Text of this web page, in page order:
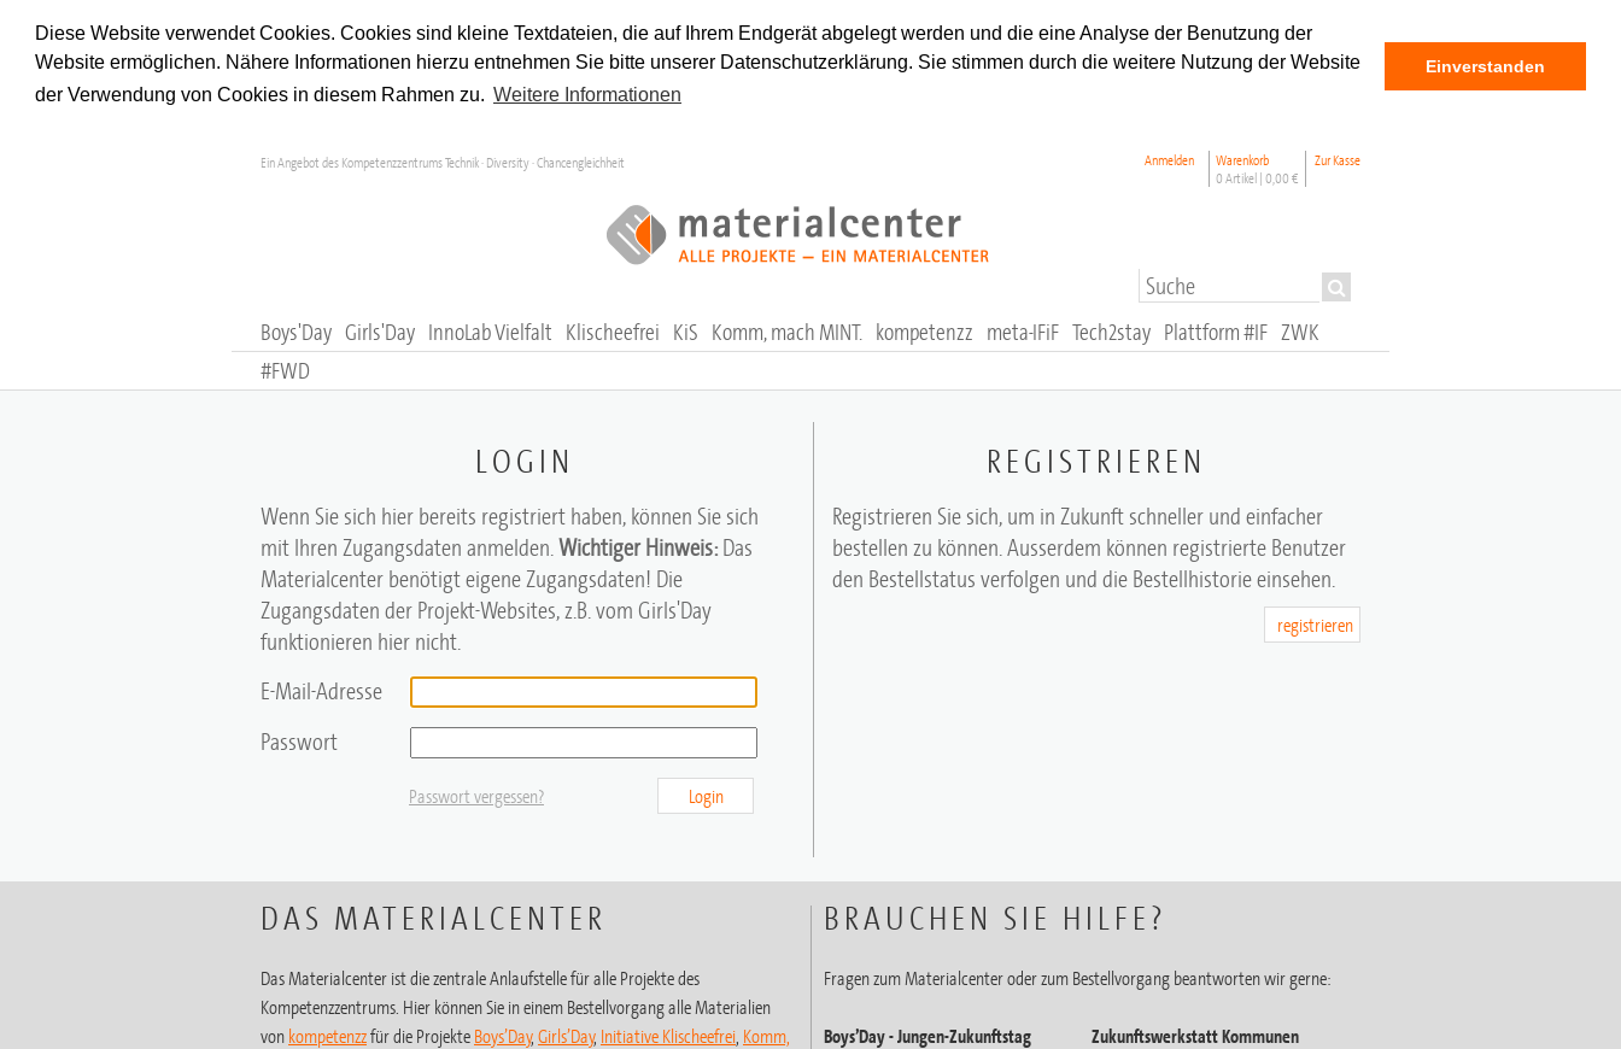
Diese Website verwendet Cookies. Cookies sind kleine Textdateien, die auf Ihrem Endgerät abgelegt werden und die eine Analyse der Benutzung der
Website ermöglichen. Nähere Informationen hierzu entnehmen Sie bitte unserer Datenschutzerklärung. Sie stimmen durch die weitere Nutzung der Website
der Verwendung von Cookies in diesem Rahmen zu. Weitere Informationen
Einverstanden
Ein Angebot des Kompetenzzentrums Technik · Diversity · Chancengleichheit Anmelden
Warenkorb
0 Artikel | 0,00 €
Zur Kasse
Boys'Day Girls'Day InnoLab Vielfalt Klischeefrei KiS Komm, mach MINT. kompetenzz meta-IFiF Tech2stay Plattform #IF ZWK
#FWD
LOGIN
Wenn Sie sich hier bereits registriert haben, können Sie sich
mit Ihren Zugangsdaten anmelden. Wichtiger Hinweis: Das
Materialcenter benötigt eigene Zugangsdaten! Die
Zugangsdaten der Projekt-Websites, z.B. vom Girls'Day
funktionieren hier nicht.
E-Mail-Adresse
Passwort
Passwort vergessen? Login
REGISTRIEREN
Registrieren Sie sich, um in Zukunft schneller und einfacher
bestellen zu können. Ausserdem können registrierte Benutzer
den Bestellstatus verfolgen und die Bestellhistorie einsehen.
registrieren
DAS MATERIALCENTER
Das Materialcenter ist die zentrale Anlaufstelle für alle Projekte des
Kompetenzzentrums. Hier können Sie in einem Bestellvorgang alle Materialien
von kompetenzzfür die Projekte Boys’Day, Girls’Day, Initiative Klischeefrei Komm,
BRAUCHEN SIE HILFE?
Fragen zum Materialcenter oder zum Bestellvorgang beantworten wir gerne:
Boys’Day- Jungen-Zukunftstag
Zukunftswerkstatt Kommunen